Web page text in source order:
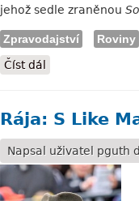
jehož sedle zraněnou
Zpravodajství Roviny
Číst dál
Rája: S Like
Napsal uživatel pguth